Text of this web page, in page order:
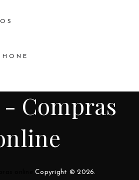
Compras
Copyright © 2026.